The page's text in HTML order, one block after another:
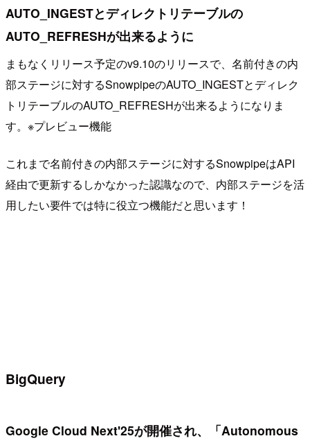
AUTO_INGESTとディレクトリテーブルの
AUTO_REFRESHが出来るように
まもなくリリース予定のv9.10のリリースで、名前付きの内
部ステージに対するSnowpipeのAUTO_INGESTとディレク
トリテーブルのAUTO_REFRESHが出来るようになりま
す。※プレビュー機能
これまで名前付きの内部ステージに対するSnowpipeはAPI
経由で更新するしかなかった認識なので、内部ステージを活
用したい要件では特に役立つ機能だと思います！
BigQuery
Google Cloud Next'25が開催され、「Autonomous